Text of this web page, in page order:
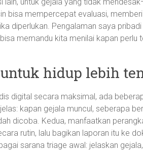
bisa mempercepat evaluasi,
diperlukan. Pengalaman saya
memandu kita menilai kapan perlu
hidup lebih
digital secara maksimal, ada
kapan gejala muncul, seberapa
dicoba. Kedua, manfaatkan
rutin, lalu bagikan laporan itu ke
sarana triage awal: jelaskan